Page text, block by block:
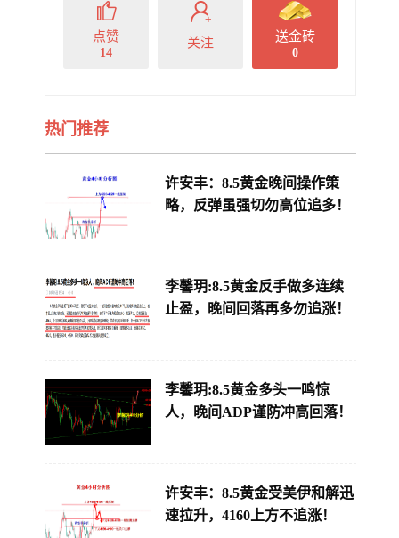
点赞
14
关注 送金砖
0
热门推荐
许安丰：8.5黄金晚间操作策
略，反弹虽强切勿高位追多！
李馨玥:8.5黄金反手做多连续
止盈，晚间回落再多勿追涨！
李馨玥:8.5黄金多头一鸣惊
人，晚间ADP谨防冲高回落！
许安丰：8.5黄金受美伊和解迅
速拉升，4160上方不追涨！